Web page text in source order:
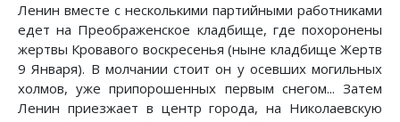
Ленин вместе с несколькими партийными работниками
едет на Преображенское кладбище, где похоронены
жертвы Кровавого воскресенья (ныне кладбище Жертв
9 Января). В молчании стоит он у осевших могильных
холмов, уже припорошенных первым снегом... Затем
Ленин приезжает в центр города, на Николаевскую